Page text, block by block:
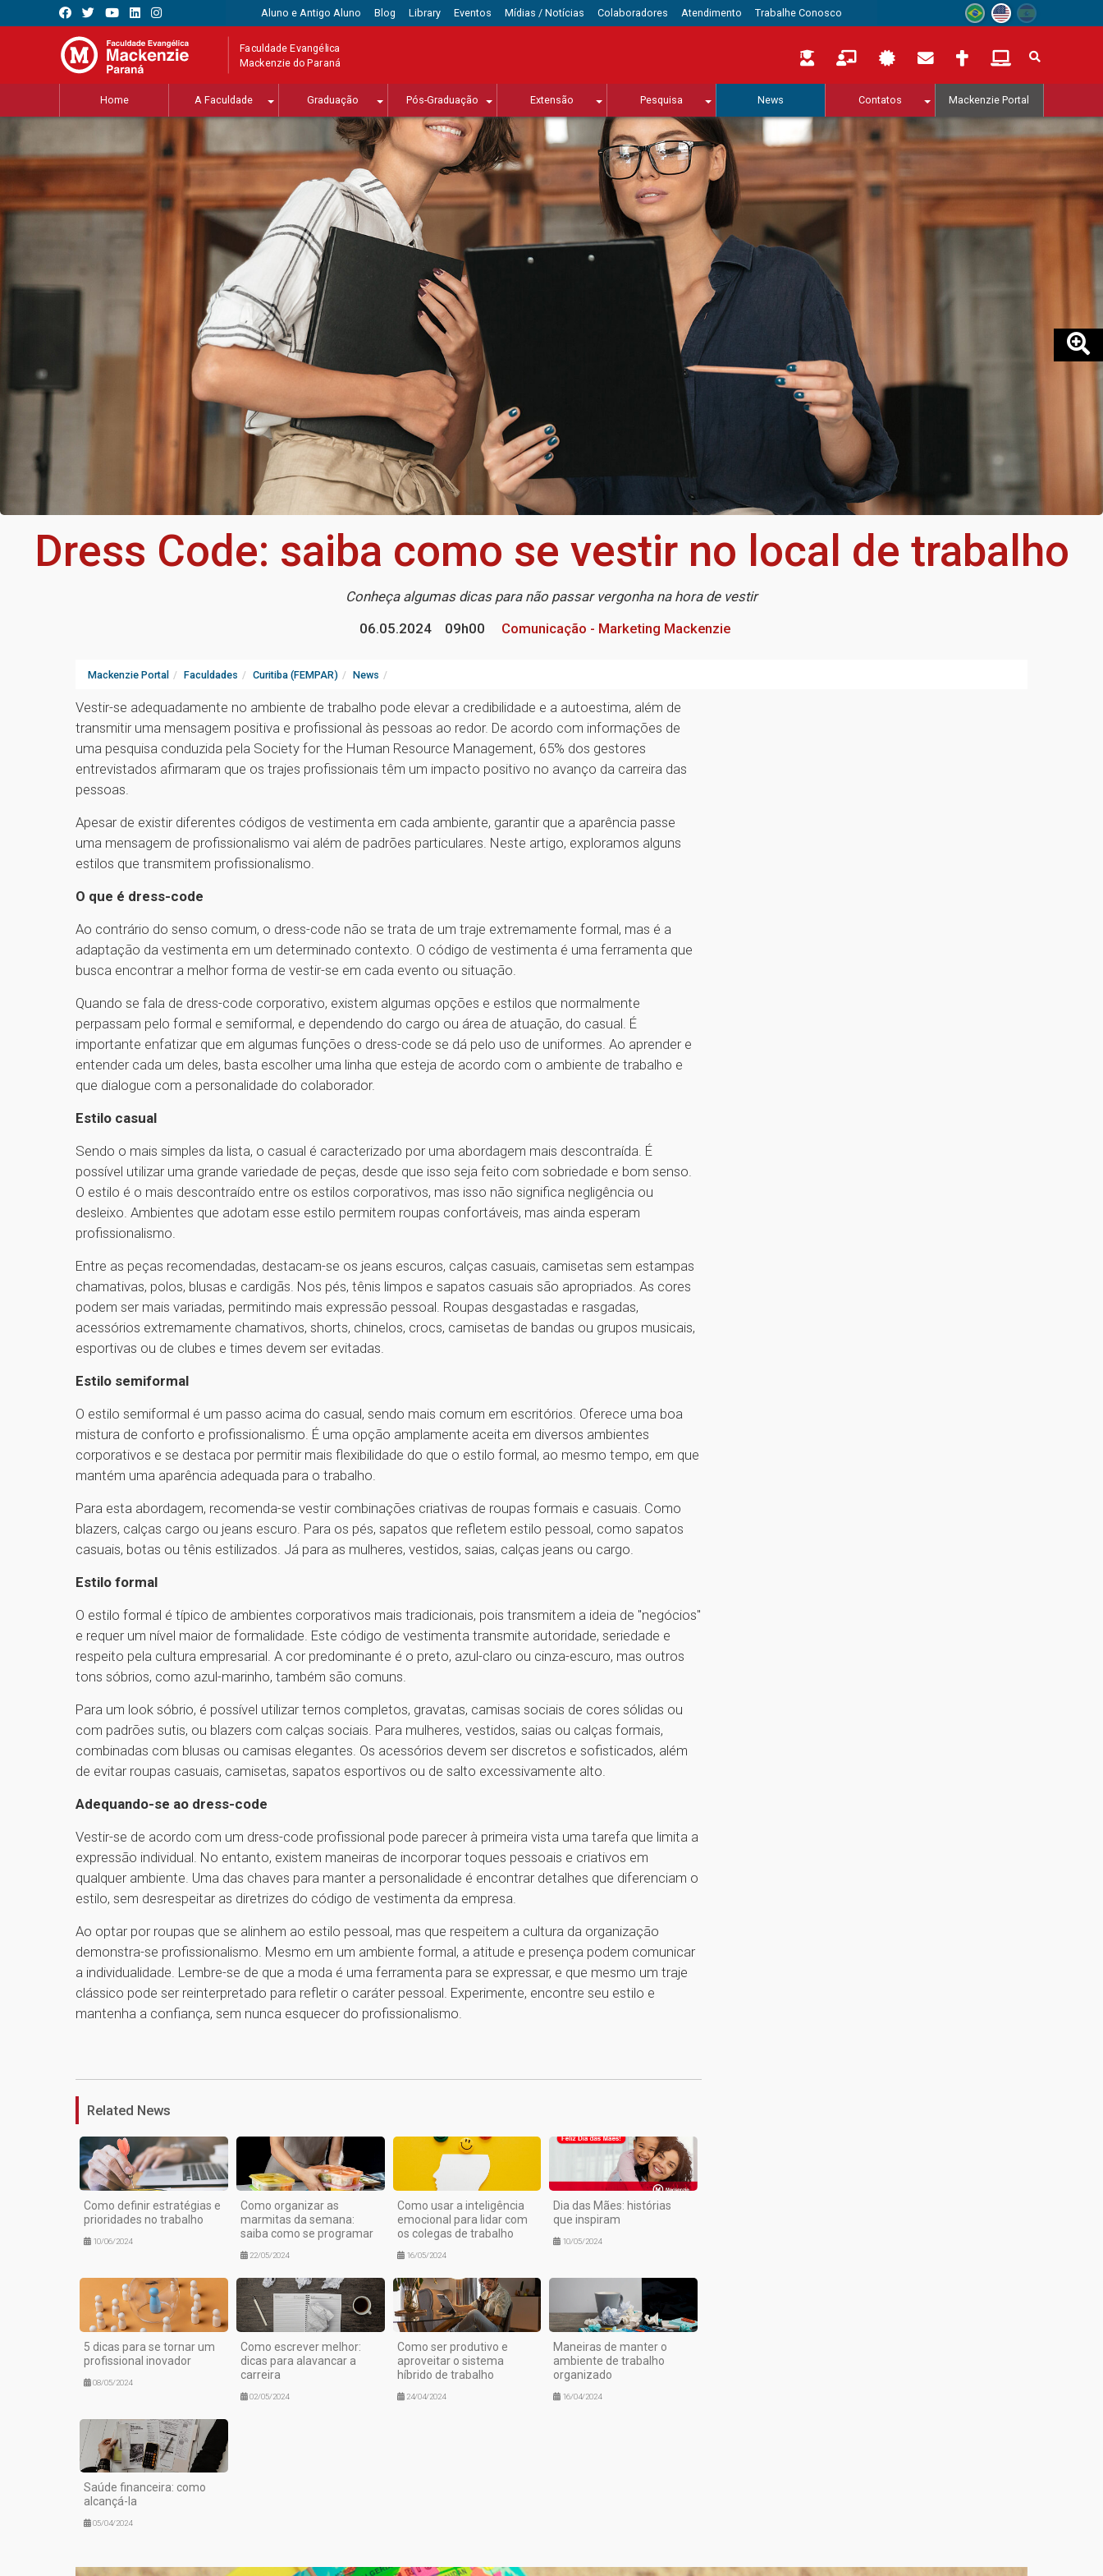
Aluno e Antigo Aluno Blog Library Eventos Mídias / Notícias Colaboradores Atendimento Trabalhe Conosco
Faculdade Evangélica
Mackenzie do Paraná
Home A Faculdade Graduação Pós-Graduação Extensão Pesquisa News Contatos Mackenzie Portal
Dress Code: saiba como se vestir no local de trabalho
Conheça algumas dicas para não passar vergonha na hora de vestir
06.05.2024
09h00 Comunicação - Marketing Mackenzie
Mackenzie Portal Faculdades Curitiba (FEMPAR) News
Vestir-se adequadamente no ambiente de trabalho pode elevar a credibilidade e a autoestima, além de
transmitir uma mensagem positiva e profissional às pessoas ao redor. De acordo com informações de
uma pesquisa conduzida pela Society for the Human Resource Management, 65% dos gestores
entrevistados afirmaram que os trajes profissionais têm um impacto positivo no avanço da carreira das
pessoas.
Apesar de existir diferentes códigos de vestimenta em cada ambiente, garantir que a aparência passe
uma mensagem de profissionalismo vai além de padrões particulares. Neste artigo, exploramos alguns
estilos que transmitem profissionalismo.
O que é dress-code
Ao contrário do senso comum, o dress-code não se trata de um traje extremamente formal, mas é a
adaptação da vestimenta em um determinado contexto. O código de vestimenta é uma ferramenta que
busca encontrar a melhor forma de vestir-se em cada evento ou situação.
Quando se fala de dress-code corporativo, existem algumas opções e estilos que normalmente
perpassam pelo formal e semiformal, e dependendo do cargo ou área de atuação, do casual. É
importante enfatizar que em algumas funções o dress-code se dá pelo uso de uniformes. Ao aprender e
entender cada um deles, basta escolher uma linha que esteja de acordo com o ambiente de trabalho e
que dialogue com a personalidade do colaborador.
Estilo casual
Sendo o mais simples da lista, o casual é caracterizado por uma abordagem mais descontraída. É
possível utilizar uma grande variedade de peças, desde que isso seja feito com sobriedade e bom senso.
O estilo é o mais descontraído entre os estilos corporativos, mas isso não significa negligência ou
desleixo. Ambientes que adotam esse estilo permitem roupas confortáveis, mas ainda esperam
profissionalismo.
Entre as peças recomendadas, destacam-se os jeans escuros, calças casuais, camisetas sem estampas
chamativas, polos, blusas e cardigãs. Nos pés, tênis limpos e sapatos casuais são apropriados. As cores
podem ser mais variadas, permitindo mais expressão pessoal. Roupas desgastadas e rasgadas,
acessórios extremamente chamativos, shorts, chinelos, crocs, camisetas de bandas ou grupos musicais,
esportivas ou de clubes e times devem ser evitadas.
Estilo semiformal
O estilo semiformal é um passo acima do casual, sendo mais comum em escritórios. Oferece uma boa
mistura de conforto e profissionalismo. É uma opção amplamente aceita em diversos ambientes
corporativos e se destaca por permitir mais flexibilidade do que o estilo formal, ao mesmo tempo, em que
mantém uma aparência adequada para o trabalho.
Para esta abordagem, recomenda-se vestir combinações criativas de roupas formais e casuais. Como
blazers, calças cargo ou jeans escuro. Para os pés, sapatos que refletem estilo pessoal, como sapatos
casuais, botas ou tênis estilizados. Já para as mulheres, vestidos, saias, calças jeans ou cargo.
Estilo formal
O estilo formal é típico de ambientes corporativos mais tradicionais, pois transmitem a ideia de "negócios"
e requer um nível maior de formalidade. Este código de vestimenta transmite autoridade, seriedade e
respeito pela cultura empresarial. A cor predominante é o preto, azul-claro ou cinza-escuro, mas outros
tons sóbrios, como azul-marinho, também são comuns.
Para um look sóbrio, é possível utilizar ternos completos, gravatas, camisas sociais de cores sólidas ou
com padrões sutis, ou blazers com calças sociais. Para mulheres, vestidos, saias ou calças formais,
combinadas com blusas ou camisas elegantes. Os acessórios devem ser discretos e sofisticados, além
de evitar roupas casuais, camisetas, sapatos esportivos ou de salto excessivamente alto.
Adequando-se ao dress-code
Vestir-se de acordo com um dress-code profissional pode parecer à primeira vista uma tarefa que limita a
expressão individual. No entanto, existem maneiras de incorporar toques pessoais e criativos em
qualquer ambiente. Uma das chaves para manter a personalidade é encontrar detalhes que diferenciam o
estilo, sem desrespeitar as diretrizes do código de vestimenta da empresa.
Ao optar por roupas que se alinhem ao estilo pessoal, mas que respeitem a cultura da organização
demonstra-se profissionalismo. Mesmo em um ambiente formal, a atitude e presença podem comunicar
a individualidade. Lembre-se de que a moda é uma ferramenta para se expressar, e que mesmo um traje
clássico pode ser reinterpretado para refletir o caráter pessoal. Experimente, encontre seu estilo e
mantenha a confiança, sem nunca esquecer do profissionalismo.
Related News
Como definir estratégias e
prioridades no trabalho
10/06/2024
Como organizar as
marmitas da semana:
saiba como se programar
22/05/2024
Como usar a inteligência
emocional para lidar com
os colegas de trabalho
16/05/2024
Dia das Mães: histórias
que inspiram
10/05/2024
5 dicas para se tornar um
profissional inovador
08/05/2024
Como escrever melhor:
dicas para alavancar a
carreira
02/05/2024
Como ser produtivo e
aproveitar o sistema
híbrido de trabalho
24/04/2024
Maneiras de manter o
ambiente de trabalho
organizado
16/04/2024
Saúde financeira: como
alcançá-la
05/04/2024